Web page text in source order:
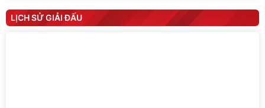
LỊCH SỬ GIẢI ĐẤU